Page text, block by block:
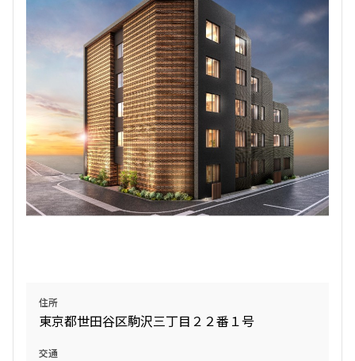
3階 305
180,000円15,000円
1.0ヶ月 無
1LDK31.18㎡
ペット可
住所
東京都世田谷区駒沢三丁目２２番１号
交通